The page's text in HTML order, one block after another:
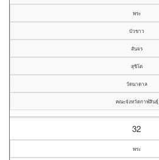
พระ
บัวขาว
สันจร
สุขิโต
วัดนาตาล
คณะจังหวัดกาฬสินธุ์
32
พระ